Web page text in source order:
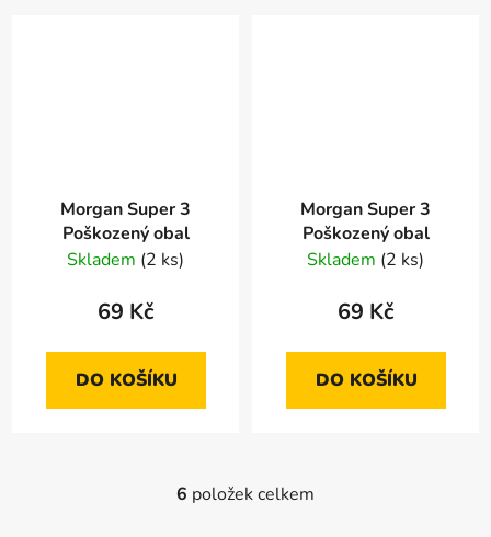
Morgan Super 3
Poškozený obal
Skladem (2 ks)
69 Kč
DO KOŠÍKU
Morgan Super 3
Poškozený obal
Skladem (2 ks)
69 Kč
DO KOŠÍKU
O
6 položek celkem